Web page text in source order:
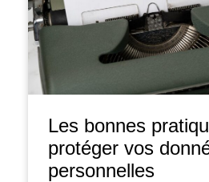
Les bonnes
protéger vos
personnelles